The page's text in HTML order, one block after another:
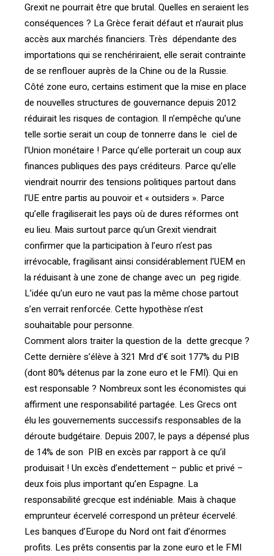
Grexit ne pourrait être que brutal. Quelles en seraient les
conséquences ? La Grèce ferait défaut et n’aurait plus
accès aux marchés financiers. Très dépendante des
importations qui se renchériraient, elle serait contrainte
de se renflouer auprès de la Chine ou de la Russie.
Côté zone euro, certains estiment que la mise en place
de nouvelles structures de gouvernance depuis 2012
réduirait les risques de contagion. Il n’empêche qu’une
telle sortie serait un coup de tonnerre dans le ciel de
l’Union monétaire ! Parce qu’elle porterait un coup aux
finances publiques des pays créditeurs. Parce qu’elle
viendrait nourrir des tensions politiques partout dans
l’UE entre partis au pouvoir et « outsiders ». Parce
qu’elle fragiliserait les pays où de dures réformes ont
eu lieu. Mais surtout parce qu’un Grexit viendrait
confirmer que la participation à l’euro n’est pas
irrévocable, fragilisant ainsi considérablement l’UEM en
la réduisant à une zone de change avec un peg rigide.
L’idée qu’un euro ne vaut pas la même chose partout
s’en verrait renforcée. Cette hypothèse n’est
souhaitable pour personne.
Comment alors traiter la question de la dette grecque ?
Cette dernière s’élève à 321 Mrd d’€ soit 177% du PIB
(dont 80% détenus par la zone euro et le FMI). Qui en
est responsable ? Nombreux sont les économistes qui
affirment une responsabilité partagée. Les Grecs ont
élu les gouvernements successifs responsables de la
déroute budgétaire. Depuis 2007, le pays a dépensé plus
de 14% de son PIB en excès par rapport à ce qu’il
produisait ! Un excès d’endettement – public et privé –
deux fois plus important qu’en Espagne. La
responsabilité grecque est indéniable. Mais à chaque
emprunteur écervelé correspond un prêteur écervelé.
Les banques d’Europe du Nord ont fait d’énormes
profits. Les prêts consentis par la zone euro et le FMI